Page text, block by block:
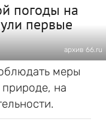
погоды на
первые
архив 66.ru
меры
на